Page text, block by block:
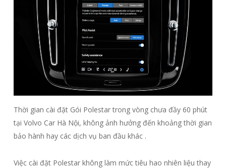
Thời gian cài đặt Gói Polestar trong vòng chưa đầy 60 phút
tại Volvo Car Hà Nội, không ảnh hưởng đến khoảng thời gian
bảo hành hay các dịch vụ ban đầu khác .
Việc cài đặt Polestar không làm mức tiêu hao nhiên liệu thay